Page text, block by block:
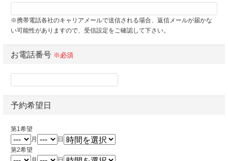
※携帯電話各社のキャリアメールで送信される場合、返信メールが届かな
い可能性がありますので、受信設定をご確認して下さい。
お電話番号 ※必須
予約希望日
第1希望
月
日
第2希望